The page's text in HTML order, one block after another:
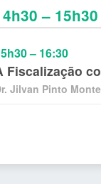
–
– 16:30
Fiscalização
Jilvan Pinto